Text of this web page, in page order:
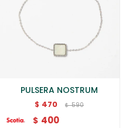
PULSERA NOSTRUM
$ 470 $ 590
$ 400